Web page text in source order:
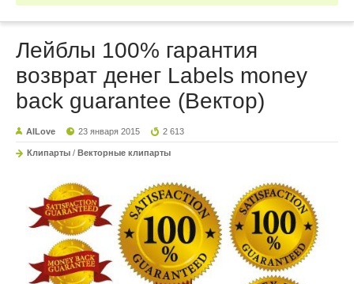
Лейблы 100% гарантия
возврат денег Labels money
back guarantee (Вектор)
AILove 23 января 2015 2 613
Клипарты / Векторные клипарты